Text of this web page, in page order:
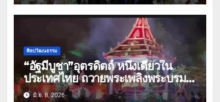
ศิลปวัฒนธรรม
“อัฐมีบูชา”อุตรดิตถ์ หนึ่งเดียวใน
ประเทศไทย ถวายพระเพลิงพระบรม
ศพ”พระสัมมาสัมพุทธเจ้า”
มิ.ย. 8, 2026